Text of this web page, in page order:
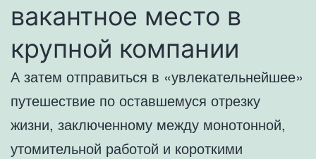
вакантное место в
крупной компании
А затем отправиться в «увлекательнейшее»
путешествие по оставшемуся отрезку
жизни, заключенному между монотонной,
утомительной работой и короткими